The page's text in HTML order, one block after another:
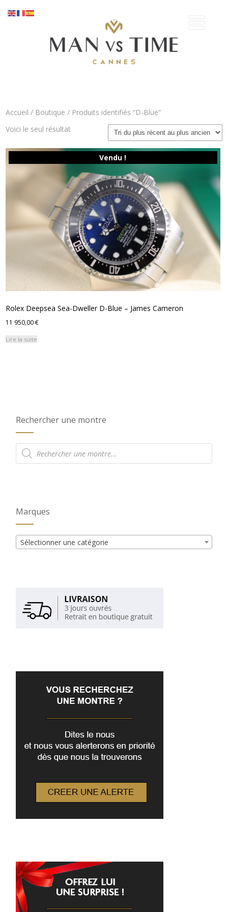
Accueil / Boutique / Produits identifiés “D-Blue”
Voici le seul résultat
Vendu !
Rolex Deepsea Sea-Dweller D-Blue – James Cameron
11 950,00€
Lire la suite
Rechercher une montre
Recherche
de
produits
Marques
Sélectionner une catégorie